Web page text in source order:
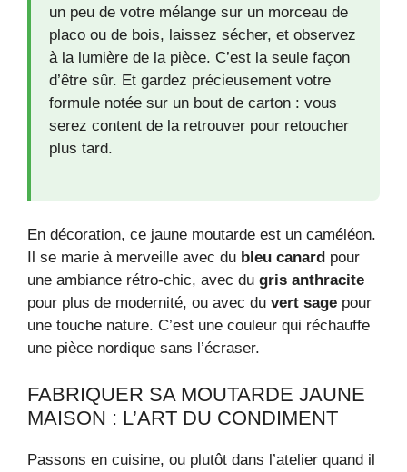
un peu de votre mélange sur un morceau de
placo ou de bois, laissez sécher, et observez
à la lumière de la pièce. C’est la seule façon
d’être sûr. Et gardez précieusement votre
formule notée sur un bout de carton : vous
serez content de la retrouver pour retoucher
plus tard.
En décoration, ce jaune moutarde est un caméléon.
Il se marie à merveille avec du bleu canard pour
une ambiance rétro-chic, avec du gris anthracite
pour plus de modernité, ou avec du vert sage pour
une touche nature. C’est une couleur qui réchauffe
une pièce nordique sans l’écraser.
FABRIQUER SA MOUTARDE JAUNE
MAISON : L’ART DU CONDIMENT
Passons en cuisine, ou plutôt dans l’atelier quand il